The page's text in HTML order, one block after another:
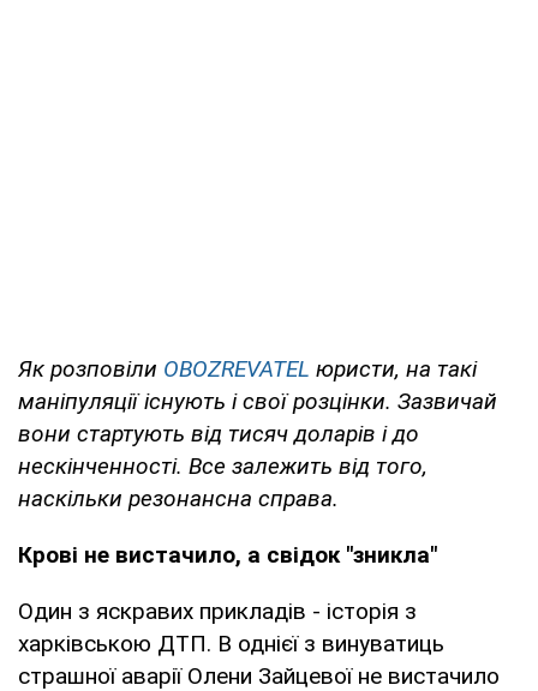
Як розповіли OBOZREVATEL юристи, на такі
маніпуляції існують і свої розцінки. Зазвичай
вони стартують від тисяч доларів і до
нескінченності. Все залежить від того,
наскільки резонансна справа.
Крові не вистачило, а свідок "зникла"
Один з яскравих прикладів - історія з
харківською ДТП. В однієї з винуватиць
страшної аварії Олени Зайцевої не вистачило